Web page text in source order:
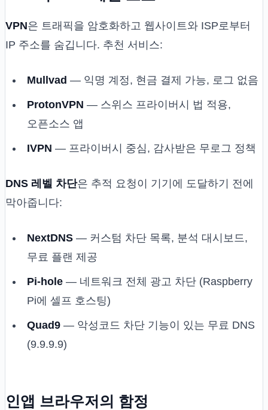
VPN은 트래픽을 암호화하고 웹사이트와 ISP로부터
IP 주소를 숨깁니다. 추천 서비스:
Mullvad — 익명 계정, 현금 결제 가능, 로그 없음
ProtonVPN — 스위스 프라이버시 법 적용,
오픈소스 앱
IVPN — 프라이버시 중심, 감사받은 무로그 정책
DNS 레벨 차단은 추적 요청이 기기에 도달하기 전에
막아줍니다:
NextDNS — 커스텀 차단 목록, 분석 대시보드,
무료 플랜 제공
Pi-hole — 네트워크 전체 광고 차단 (Raspberry
Pi에 셀프 호스팅)
Quad9 — 악성코드 차단 기능이 있는 무료 DNS
(9.9.9.9)
인앱 브라우저의 함정